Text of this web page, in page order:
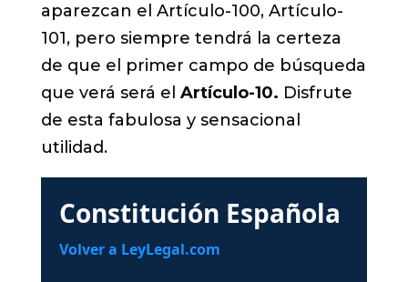
aparezcan el Artículo-100, Artículo-
101, pero siempre tendrá la certeza
de que el primer campo de búsqueda
que verá será el Artículo-10. Disfrute
de esta fabulosa y sensacional
utilidad.